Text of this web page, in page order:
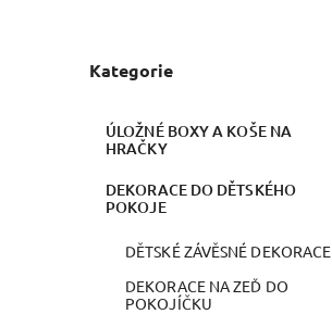
Kategorie
ÚLOŽNÉ BOXY A KOŠE NA
HRAČKY
DEKORACE DO DĚTSKÉHO
POKOJE
DĚTSKÉ ZÁVĚSNÉ DEKORACE
DEKORACE NA ZEĎ DO
POKOJÍČKU